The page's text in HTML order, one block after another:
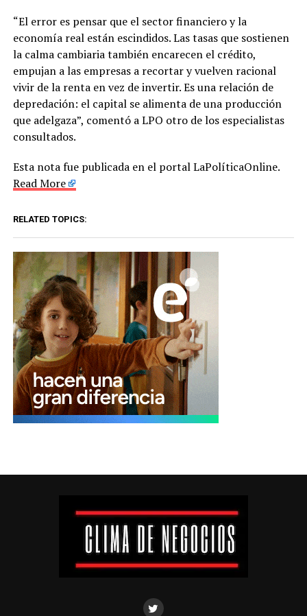
“El error es pensar que el sector financiero y la
economía real están escindidos. Las tasas que sostienen
la calma cambiaria también encarecen el crédito,
empujan a las empresas a recortar y vuelven racional
vivir de la renta en vez de invertir. Es una relación de
depredación: el capital se alimenta de una producción
que adelgaza”, comentó a LPO otro de los especialistas
consultados.
Esta nota fue publicada en el portal LaPolíticaOnline.
Read More
RELATED TOPICS: